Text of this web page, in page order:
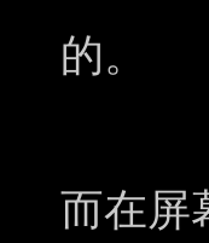
的。
而在屏